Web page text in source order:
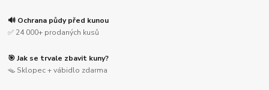
🔊 Ochrana půdy před kunou
✅ 24 000+ prodaných kusů
🎯 Jak se trvale zbavit kuny?
🪤 Sklopec + vábidlo zdarma